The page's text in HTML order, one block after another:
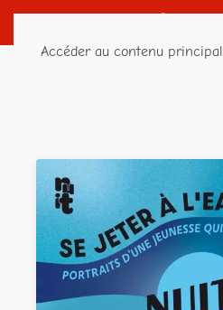
Accéder au contenu principal